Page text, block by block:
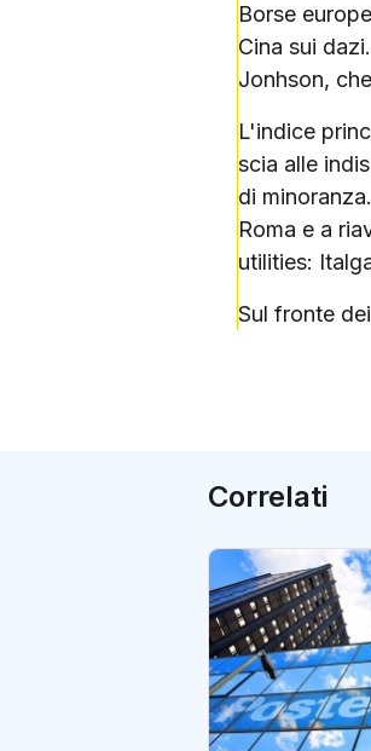
Borse
Cina sui
Jonhson,
L'indice
scia alle
di
Roma e a
utilities:
Sul fronte
Correlati